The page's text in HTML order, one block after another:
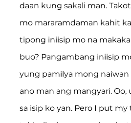
daan kung sakali man.
mo mararamdaman kahit
tipong iniisip mo na
buo? Pangambang iniisip
yung pamilya mong
ano man ang mangyari.
sa isip ko yan. Pero I put my